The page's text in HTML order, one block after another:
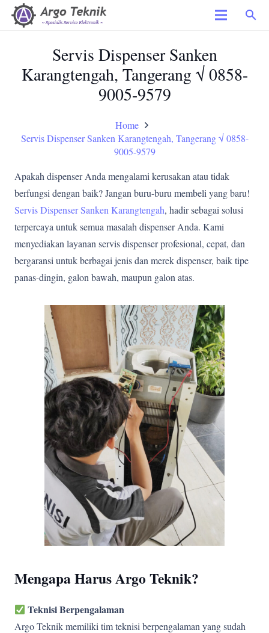
search
Servis Dispenser Sanken
Karangtengah, Tangerang √ 0858-
9005-9579
Home
Servis Dispenser Sanken Karangtengah, Tangerang √ 0858-
9005-9579
Apakah dispenser Anda mengalami kerusakan atau tidak
berfungsi dengan baik? Jangan buru-buru membeli yang baru!
Servis Dispenser Sanken Karangtengah, hadir sebagai solusi
terpercaya untuk semua masalah dispenser Anda. Kami
menyediakan layanan servis dispenser profesional, cepat, dan
bergaransi untuk berbagai jenis dan merek dispenser, baik tipe
panas-dingin, galon bawah, maupun galon atas.
Mengapa Harus Argo Teknik?
Teknisi Berpengalaman
Argo Teknik memiliki tim teknisi berpengalaman yang sudah